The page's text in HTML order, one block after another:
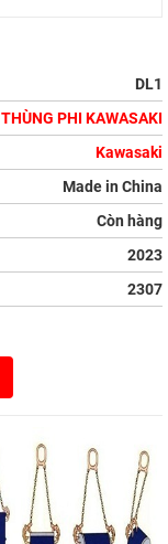
DL1
PHI KAWASAKI
Kawasaki
Made in China
Còn hàng
2023
2307